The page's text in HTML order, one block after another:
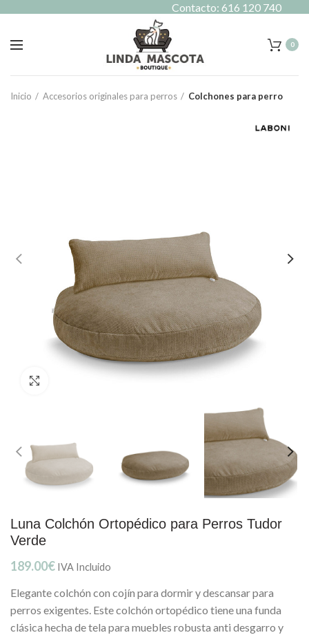
0
Inicio Accesorios originales para perros Colchones para perro
Luna Colchón Ortopédico para Perros Tudor
Verde
189.00€ IVA Incluido
Elegante colchón con cojín para dormir y descansar para
perros exigentes. Este colchón ortopédico tiene una funda
clásica hecha de tela para muebles robusta anti desgarro y
Contacto: 616 120 740